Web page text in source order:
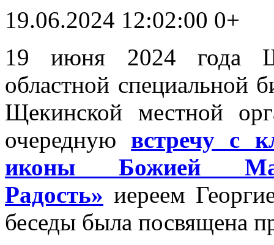
19.06.2024 12:02:00 0+
19 июня 2024 года
областной специальной
Щекинской местной
очередную встречу с
иконы Божией
Радость» иереем
беседы была посвящена